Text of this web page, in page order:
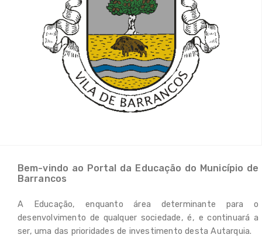
Observatório
Gestão Escolar - SIGA
Educação - Propostas
Aprovadas em Reunião de
Conselho Municipal de
Projetos/Iniciativas
Refeições Escolares
Bem-vindo ao Portal da Educação do Município de
Barrancos
A Educação, enquanto área determinante para o
desenvolvimento de qualquer sociedade, é, e continuará a
ser, uma das prioridades de investimento desta Autarquia.